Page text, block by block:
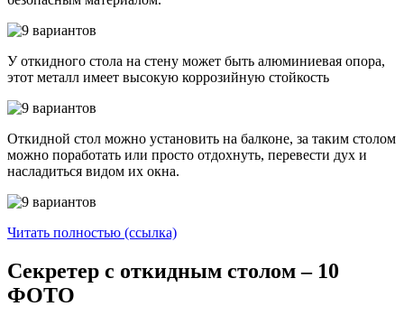
У откидного стола на стену может быть алюминиевая опора,
этот металл имеет высокую коррозийную стойкость
Откидной стол можно установить на балконе, за таким столом
можно поработать или просто отдохнуть, перевести дух и
насладиться видом их окна.
Читать полностью (ссылка)
Секретер с откидным столом – 10
ФОТО